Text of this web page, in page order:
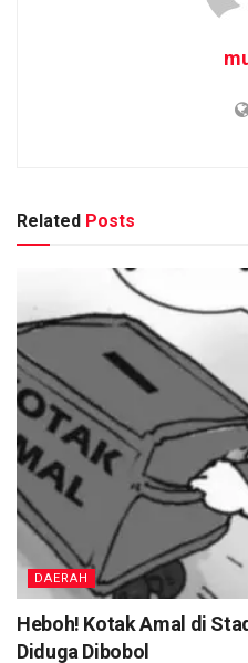
Related Posts
DAERAH
Heboh! Kotak Amal di
Diduga Dibobol